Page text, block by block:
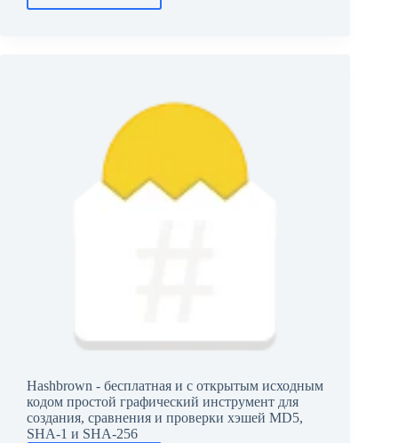
Hashbrown - бесплатная и с открытым исходным
кодом простой графический инструмент для
создания, сравнения и проверки хэшей MD5,
SHA-1 и SHA-256